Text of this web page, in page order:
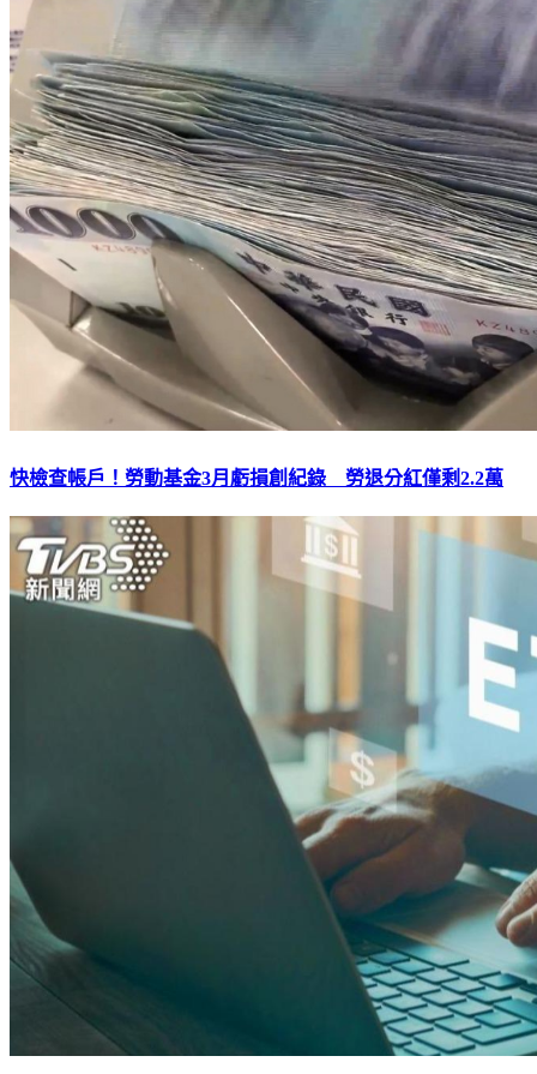
快檢查帳戶！勞動基金3月虧損創紀錄 勞退分紅僅剩2.2萬